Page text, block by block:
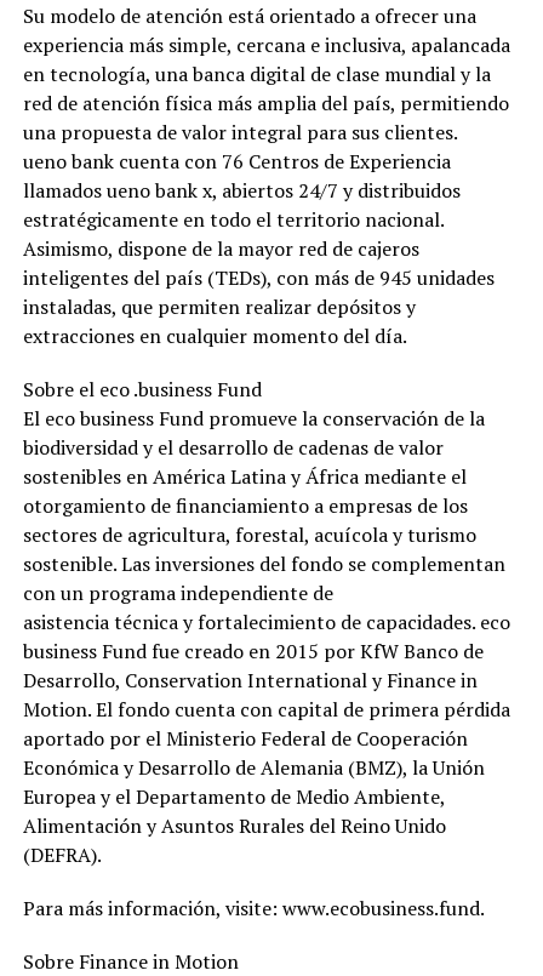
Su modelo de atención está orientado a ofrecer una
experiencia más simple, cercana e inclusiva, apalancada
en tecnología, una banca digital de clase mundial y la
red de atención física más amplia del país, permitiendo
una propuesta de valor integral para sus clientes.
ueno bank cuenta con 76 Centros de Experiencia
llamados ueno bank x, abiertos 24/7 y distribuidos
estratégicamente en todo el territorio nacional.
Asimismo, dispone de la mayor red de cajeros
inteligentes del país (TEDs), con más de 945 unidades
instaladas, que permiten realizar depósitos y
extracciones en cualquier momento del día.
Sobre el eco .business Fund
El eco business Fund promueve la conservación de la
biodiversidad y el desarrollo de cadenas de valor
sostenibles en América Latina y África mediante el
otorgamiento de financiamiento a empresas de los
sectores de agricultura, forestal, acuícola y turismo
sostenible. Las inversiones del fondo se complementan
con un programa independiente de
asistencia técnica y fortalecimiento de capacidades. eco
business Fund fue creado en 2015 por KfW Banco de
Desarrollo, Conservation International y Finance in
Motion. El fondo cuenta con capital de primera pérdida
aportado por el Ministerio Federal de Cooperación
Económica y Desarrollo de Alemania (BMZ), la Unión
Europea y el Departamento de Medio Ambiente,
Alimentación y Asuntos Rurales del Reino Unido
(DEFRA).
Para más información, visite: www.ecobusiness.fund.
Sobre Finance in Motion